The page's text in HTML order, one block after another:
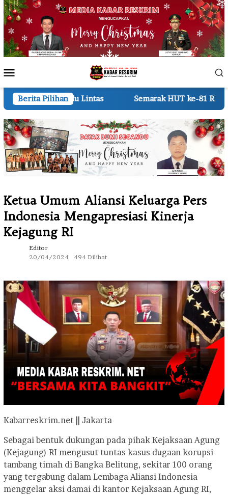
Loncat
ke
konten
Mobile
Berita PilihanSemarak HUT ke-81 RI 210 Regu TK dan RA
Ketua Umum Aliansi Keluarga Pers
Indonesia Mengapresiasi Kinerja
Kejagung RI
Editor
20/04/2024
494 Dilihat
Kabarreskrim.net || Jakarta
Sebagai bentuk dukungan pada pihak Kejaksaan Agung
(Kejagung) RI mengusut tuntas kasus dugaan korupsi
tambang timah di Bangka Belitung, sekitar 100 orang
yang tergabung dalam Lembaga Aliansi Indonesia
menggelar aksi damai di kantor Kejaksaan Agung RI,